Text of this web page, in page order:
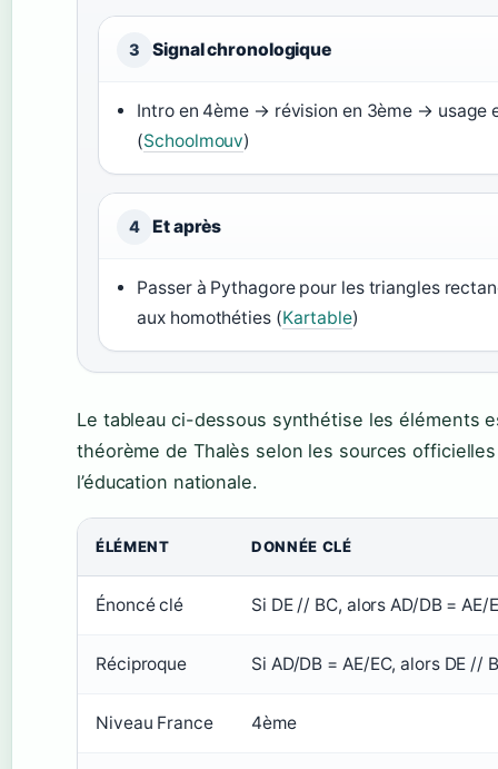
3 Signal chronologique
Intro en 4ème → révision en 3ème → usage
(Schoolmouv)
4 Et après
Passer à Pythagore pour les triangles
aux homothéties (Kartable)
Le tableau ci-dessous synthétise les éléments
théorème de Thalès selon les sources
l’éducation nationale.
ÉLÉMENT DONNÉE CLÉ
Énoncé clé Si DE // BC, alors AD/DB = AE/
Réciproque Si AD/DB = AE/EC, alors DE //
Niveau France 4ème